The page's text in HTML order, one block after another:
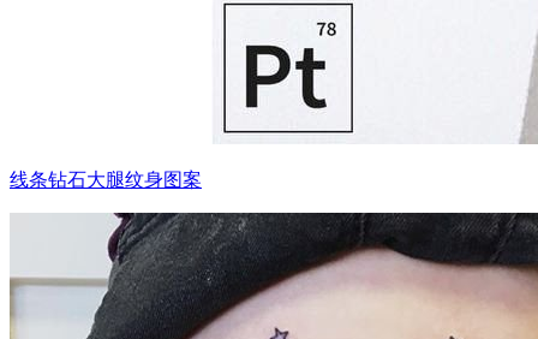
线条钻石大腿纹身图案